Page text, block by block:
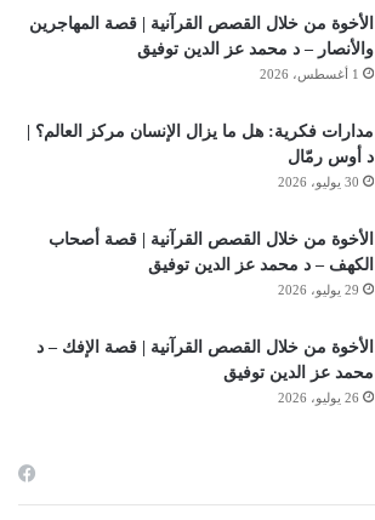
الأخوة من خلال القصص القرآنية | قصة المهاجرين
والأنصار – د محمد عز الدين توفيق
1 أغسطس، 2026
مدارات فكرية: هل ما يزال الإنسان مركز العالم؟ |
د أوس رمّال
30 يوليو، 2026
الأخوة من خلال القصص القرآنية | قصة أصحاب
الكهف – د محمد عز الدين توفيق
29 يوليو، 2026
الأخوة من خلال القصص القرآنية | قصة الإفك – د
محمد عز الدين توفيق
26 يوليو، 2026